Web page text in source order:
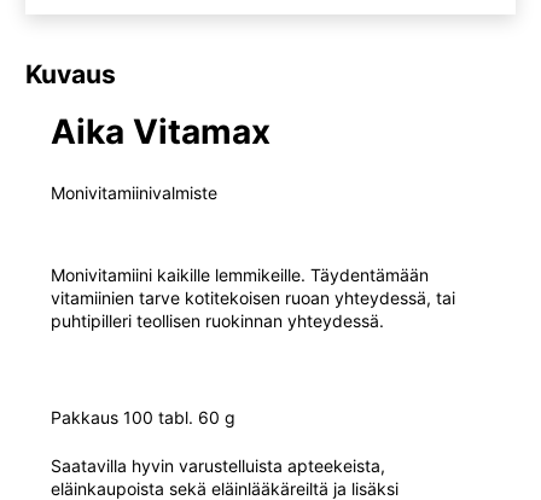
Kuvaus
Aika Vitamax
Monivitamiinivalmiste
Monivitamiini kaikille lemmikeille. Täydentämään
vitamiinien tarve kotitekoisen ruoan yhteydessä, tai
puhtipilleri teollisen ruokinnan yhteydessä.
Pakkaus 100 tabl. 60 g
Saatavilla hyvin varustelluista apteekeista,
eläinkaupoista sekä eläinlääkäreiltä ja lisäksi